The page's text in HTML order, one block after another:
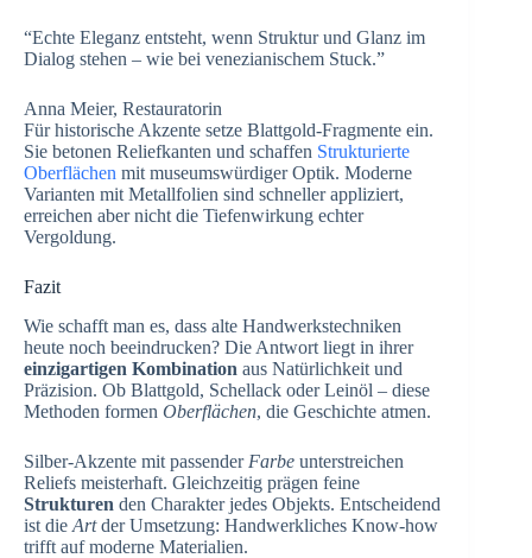
“Echte Eleganz entsteht, wenn Struktur und Glanz im
Dialog stehen – wie bei venezianischem Stuck.”
Anna Meier, Restauratorin
Für historische Akzente setze Blattgold-Fragmente ein.
Sie betonen Reliefkanten und schaffen Strukturierte
Oberflächen mit museumswürdiger Optik. Moderne
Varianten mit Metallfolien sind schneller appliziert,
erreichen aber nicht die Tiefenwirkung echter
Vergoldung.
Fazit
Wie schafft man es, dass alte Handwerkstechniken
heute noch beeindrucken? Die Antwort liegt in ihrer
einzigartigen Kombination aus Natürlichkeit und
Präzision. Ob Blattgold, Schellack oder Leinöl – diese
Methoden formen Oberflächen, die Geschichte atmen.
Silber-Akzente mit passender Farbe unterstreichen
Reliefs meisterhaft. Gleichzeitig prägen feine
Strukturen den Charakter jedes Objekts. Entscheidend
ist die Artder Umsetzung: Handwerkliches Know-how
trifft auf moderne Materialien.